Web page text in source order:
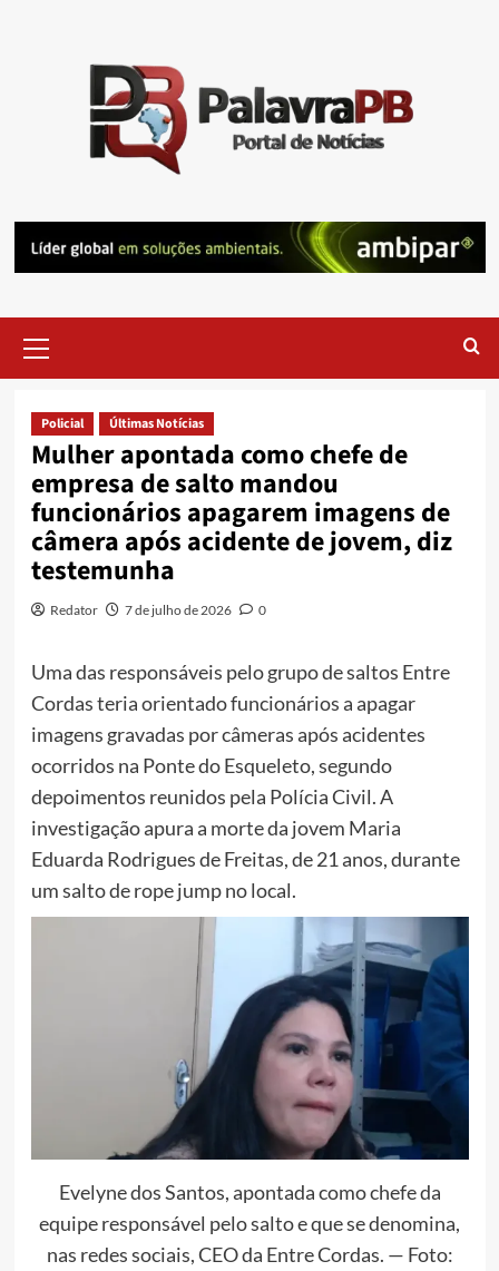
Menu
Policial Últimas Notícias
Mulher apontada como chefe de
empresa de salto mandou
funcionários apagarem imagens de
câmera após acidente de jovem, diz
testemunha
Redator 7 de julho de 2026 0
Uma das responsáveis pelo grupo de saltos Entre
Cordas teria orientado funcionários a apagar
imagens gravadas por câmeras após acidentes
ocorridos na Ponte do Esqueleto, segundo
depoimentos reunidos pela Polícia Civil. A
investigação apura a morte da jovem Maria
Eduarda Rodrigues de Freitas, de 21 anos, durante
um salto de rope jump no local.
Evelyne dos Santos, apontada como chefe da
equipe responsável pelo salto e que se denomina,
nas redes sociais, CEO da Entre Cordas. — Foto: